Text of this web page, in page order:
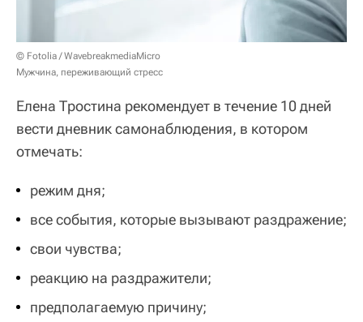
© Fotolia / WavebreakmediaMicro
Мужчина, переживающий стресс
Елена Тростина рекомендует в течение 10 дней
вести дневник самонаблюдения, в котором
отмечать:
режим дня;
все события, которые вызывают раздражение;
свои чувства;
реакцию на раздражители;
предполагаемую причину;